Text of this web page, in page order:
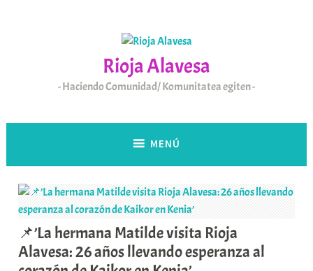
Rioja Alavesa
Haciendo Comunidad/ Komunitatea egiten
MENÚ
📌’La hermana Matilde visita Rioja
Alavesa: 26 años llevando esperanza al